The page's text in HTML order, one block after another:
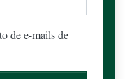
de e-mails de